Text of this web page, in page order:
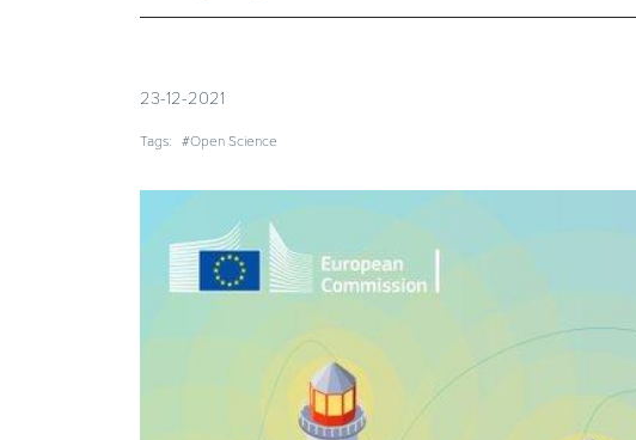
23-12-2021
Tags: #Open Science